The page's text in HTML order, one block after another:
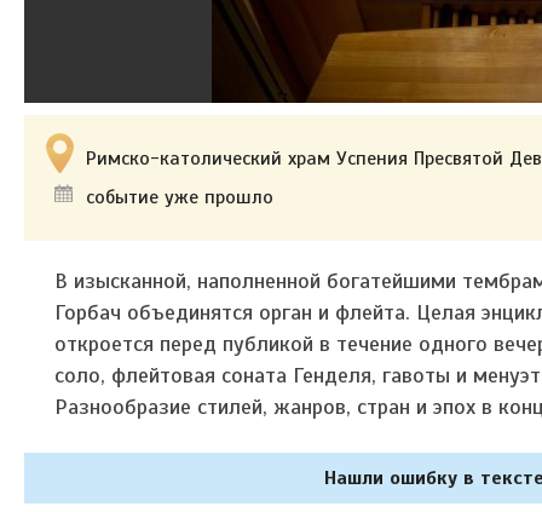
Римско-католический храм Успения Пресвятой
событие уже прошло
В изысканной, наполненной богатейшими
Горбач объединятся орган и флейта. Целая
откроется перед публикой в течение одного
соло, флейтовая соната Генделя, гавоты и
Разнообразие стилей, жанров, стран и эпох в
Нашли ошибку в